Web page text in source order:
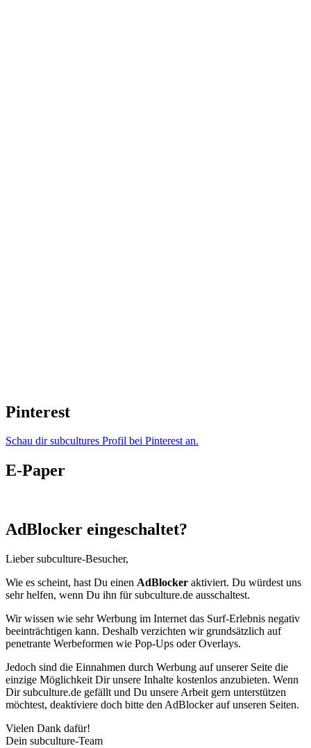
Pinterest
Schau dir subcultures Profil bei Pinterest an.
E-Paper
AdBlocker eingeschaltet?
Lieber subculture-Besucher,
Wie es scheint, hast Du einen AdBlocker aktiviert. Du würdest uns
sehr helfen, wenn Du ihn für subculture.de ausschaltest.
Wir wissen wie sehr Werbung im Internet das Surf-Erlebnis negativ
beeinträchtigen kann. Deshalb verzichten wir grundsätzlich auf
penetrante Werbeformen wie Pop-Ups oder Overlays.
Jedoch sind die Einnahmen durch Werbung auf unserer Seite die
einzige Möglichkeit Dir unsere Inhalte kostenlos anzubieten. Wenn
Dir subculture.de gefällt und Du unsere Arbeit gern unterstützen
möchtest, deaktiviere doch bitte den AdBlocker auf unseren Seiten.
Vielen Dank dafür!
Dein subculture-Team